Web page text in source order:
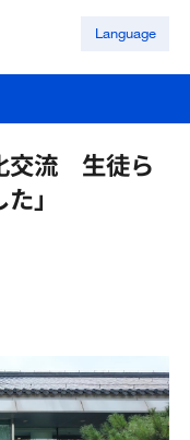
Language
交流 生徒ら
」